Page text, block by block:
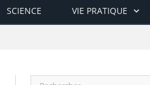
SCIENCE VIE PRATIQUE